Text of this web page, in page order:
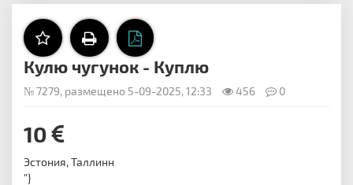
Кулю чугунок - Куплю
№ 7279, размещено 5-09-2025, 12:33 456 0
10
Эстония, Таллинн
"}